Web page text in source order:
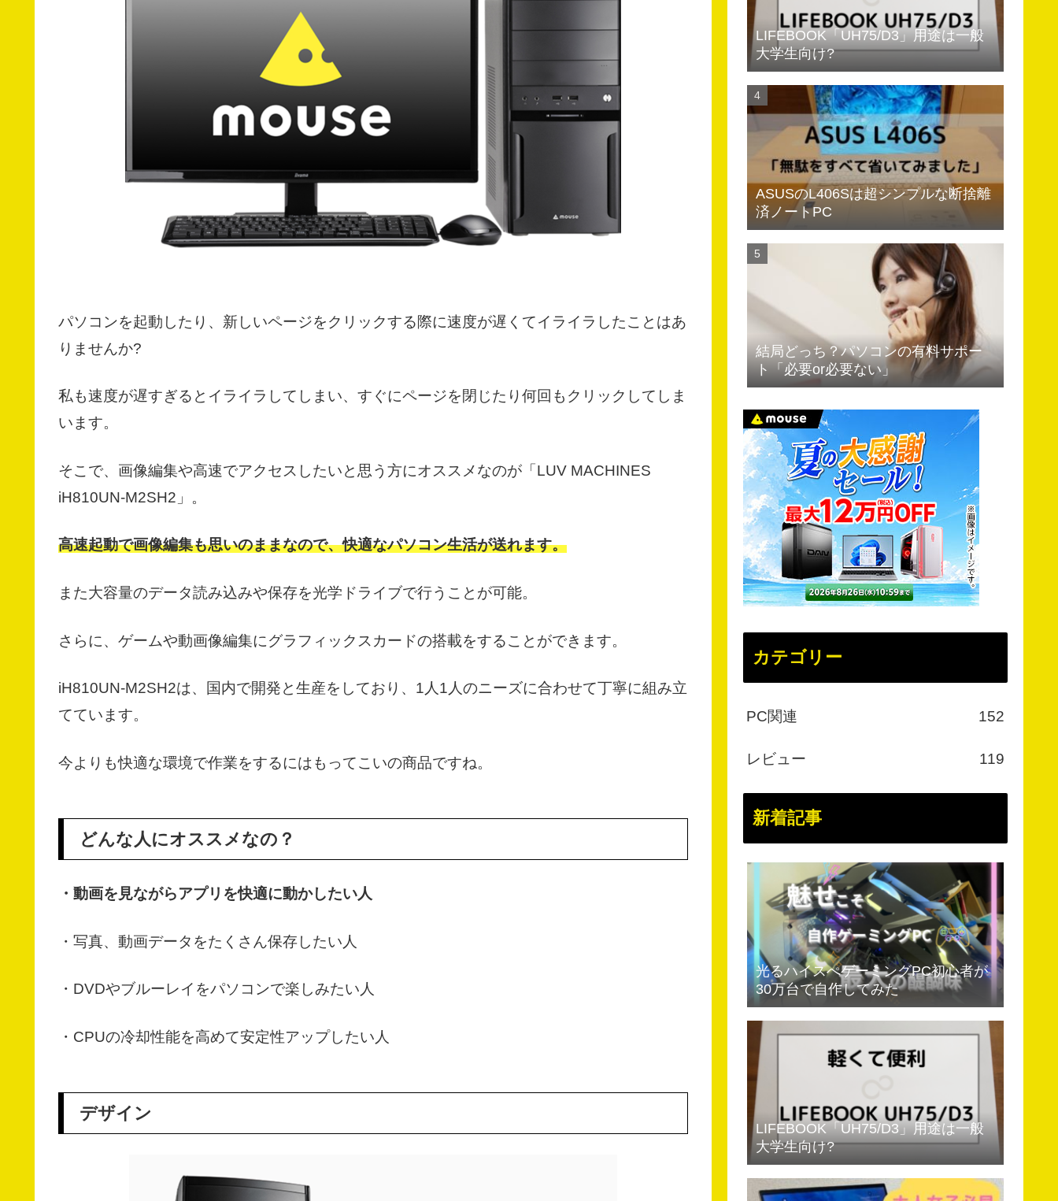
パソコンを起動したり、新しいページをクリックする際に速度が遅くてイライラしたことはあ
りませんか?
私も速度が遅すぎるとイライラしてしまい、すぐにページを閉じたり何回もクリックしてしま
います。
そこで、画像編集や高速でアクセスしたいと思う方にオススメなのが「LUV MACHINES
iH810UN-M2SH2」。
高速起動で画像編集も思いのままなので、快適なパソコン生活が送れます。
また大容量のデータ読み込みや保存を光学ドライブで行うことが可能。
さらに、ゲームや動画像編集にグラフィックスカードの搭載をすることができます。
iH810UN-M2SH2は、国内で開発と生産をしており、1人1人のニーズに合わせて丁寧に組み立
てています。
今よりも快適な環境で作業をするにはもってこいの商品ですね。
どんな人にオススメなの？
・動画を見ながらアプリを快適に動かしたい人
・写真、動画データをたくさん保存したい人
・DVDやブルーレイをパソコンで楽しみたい人
・CPUの冷却性能を高めて安定性アップしたい人
デザイン
LIFEBOOK「UH75/D3」用途は一般
大学生向け?
ASUSのL406Sは超シンプルな断捨離
済ノートPC
結局どっち？パソコンの有料サポー
ト「必要or必要ない」
カテゴリー
PC関連 152
レビュー 119
新着記事
光るハイスぺゲーミングPC初心者が
30万台で自作してみた
LIFEBOOK「UH75/D3」用途は一般
大学生向け?